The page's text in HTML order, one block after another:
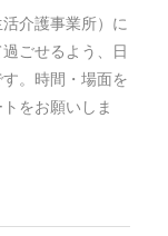
介護事業所）に
ごせるよう、日
。時間・場面を
をお願いしま